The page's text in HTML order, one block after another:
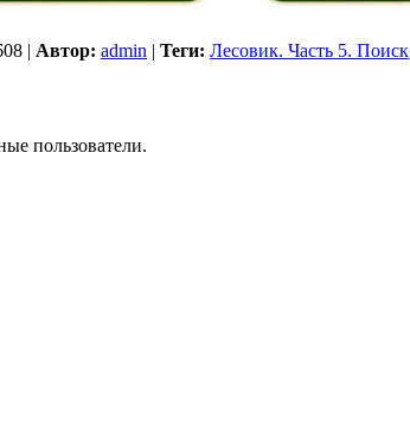
| Автор: admin | Теги: Лесовик. Часть 5. Поиск
пользователи.